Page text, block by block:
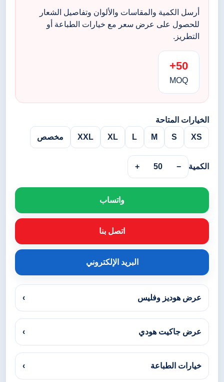
أرسل الكمية والمقاسات والألوان وتفاصيل الشعار
للحصول على عرض سعر مع خيارات الطباعة أو
التطريز.
50+
MOQ
الخيارات المتاحة
XS
S
M
L
XL
XXL مخصص
الكمية −
50
+
واتساب
اتصل بنا
البريد الإلكتروني
عرض هوديز وفليس ›
عرض جاكيت هودي ›
خيارات الطباعة ›